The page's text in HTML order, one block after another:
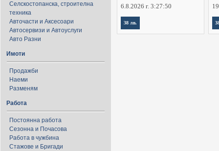
Селскостопанска, строителна
техника
Авточасти и Аксесоари
Автосервизи и Автоуслуги
Авто Разни
Имоти
Продажби
Наеми
Разменям
Работа
Постоянна работа
Сезонна и Почасова
Работа в чужбина
Стажове и Бригади
6.8.2026 г. 3:27:50
38 лв.